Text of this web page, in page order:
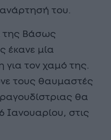
του.
της Βάσως
έκανε μία
τον χαμό της.
τους θαυμαστές
θα
Ιανουαρίου, στις